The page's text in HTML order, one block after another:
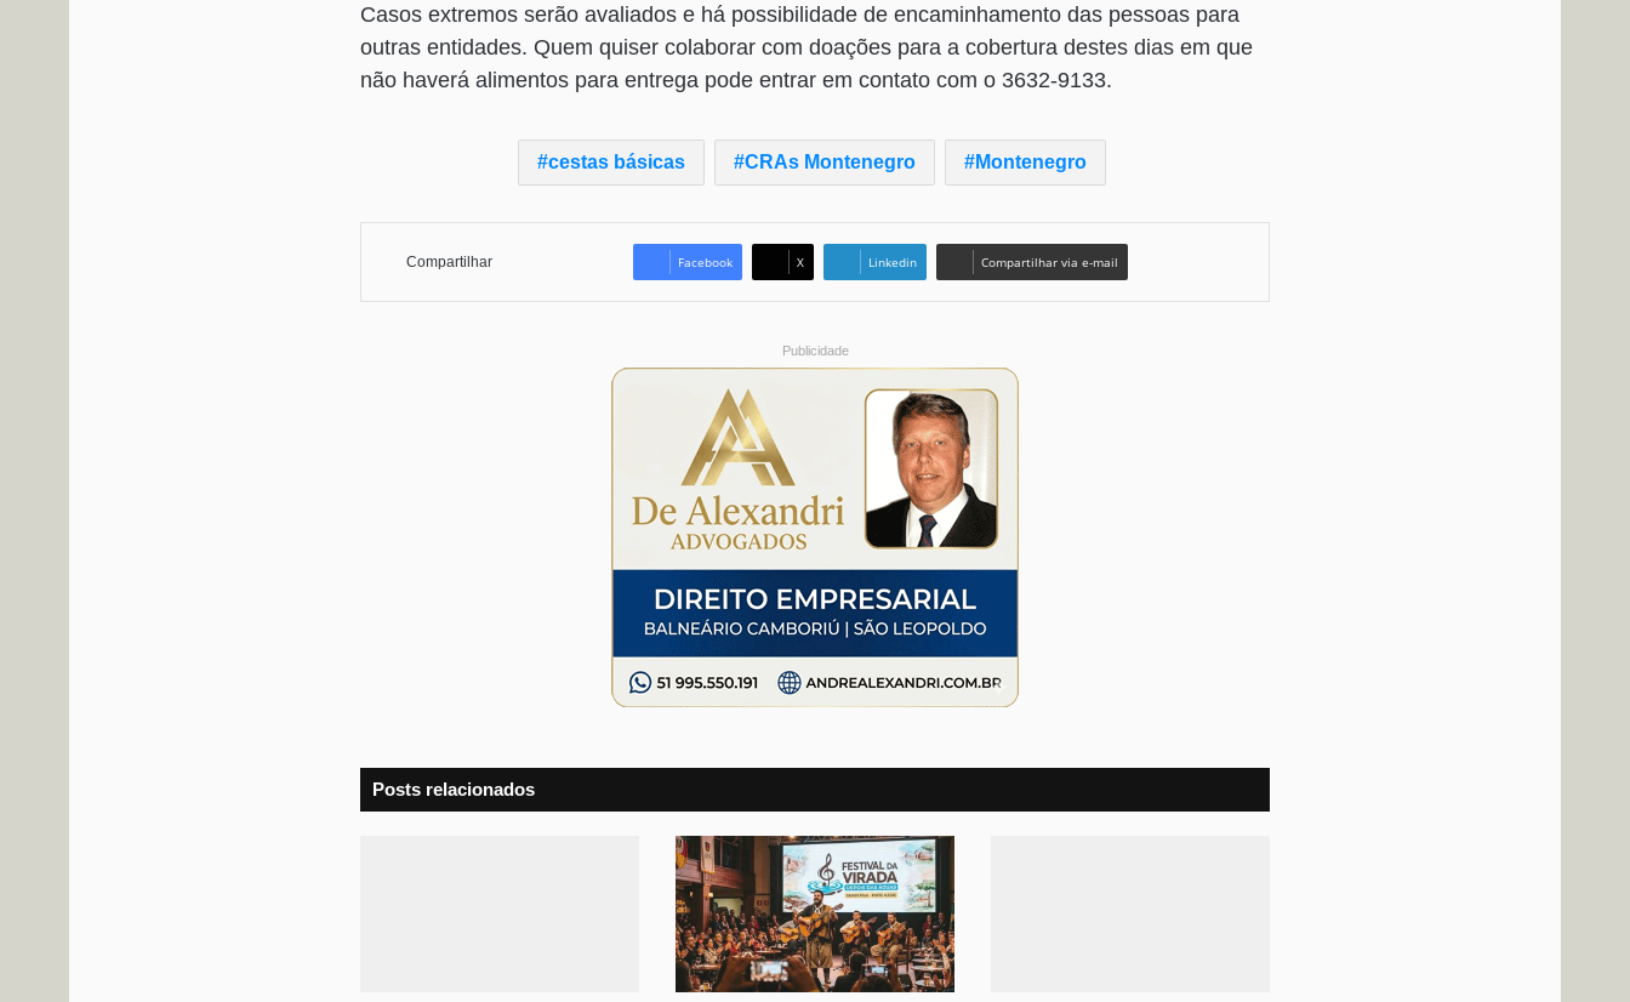
Casos extremos serão avaliados e há possibilidade de encaminhamento das pessoas para
outras entidades. Quem quiser colaborar com doações para a cobertura destes dias em que
não haverá alimentos para entrega pode entrar em contato com o 3632-9133.
cestas básicas CRAs Montenegro Montenegro
Compartilhar Facebook X Linkedin Compartilhar via e-mail
Publicidade
Posts relacionados